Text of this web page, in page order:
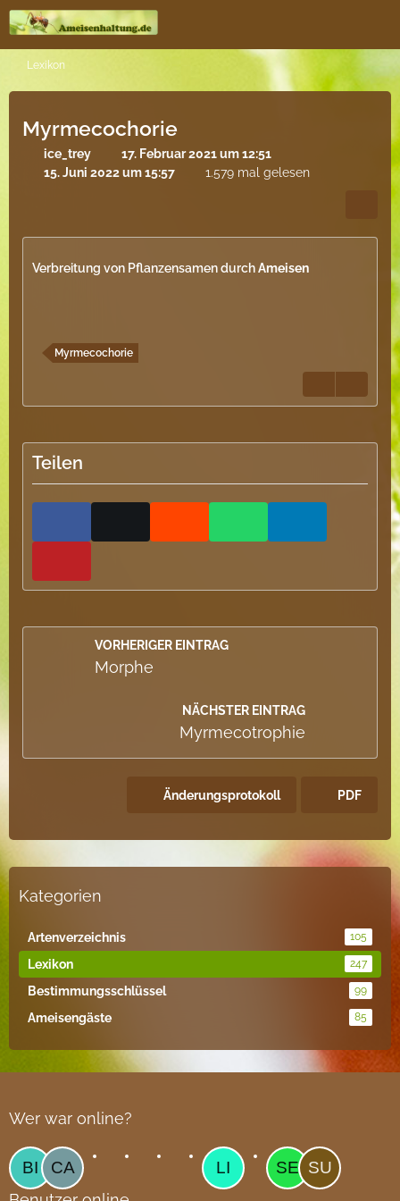
Lexikon
Myrmecochorie
ice_trey
17. Februar 2021 um 12:51
15. Juni 2022 um 15:57
1.579 mal gelesen
Verbreitung von Pflanzensamen durchAmeisen
Myrmecochorie
Teilen
VORHERIGER EINTRAG
Morphe
NÄCHSTER EINTRAG
Myrmecotrophie
Änderungsprotokoll PDF
Kategorien
Artenverzeichnis 105
Lexikon 247
Bestimmungsschlüssel 99
Ameisengäste 85
Wer war online?